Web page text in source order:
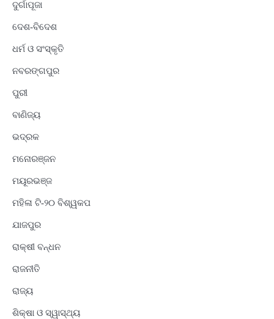
ଦୁର୍ଗାପୂଜା
ଦେଶ-ବିଦେଶ
ଧର୍ମ ଓ ସଂସ୍କୃତି
ନବରଙ୍ଗପୁର
ପୁରୀ
ବାଣିଜ୍ୟ
ଭଦ୍ରକ
ମନୋରଞ୍ଜନ
ମୟୂରଭଞ୍ଜ
ମହିଳା ଟି-୨୦ ବିଶ୍ୱକପ
ଯାଜପୁର
ରାକ୍ଷୀ ବନ୍ଧନ
ରାଜନୀତି
ରାଜ୍ୟ
ଶିକ୍ଷା ଓ ସ୍ୱାସ୍ଥ୍ୟ